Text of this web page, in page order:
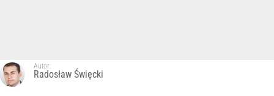
Autor:
Radosław Święcki